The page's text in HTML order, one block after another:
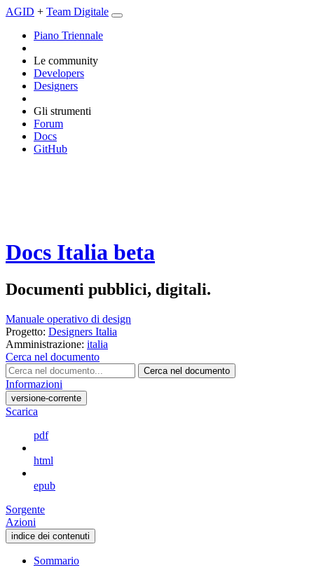
AGID + Team Digitale
Piano Triennale
Le community
Developers
Designers
Gli strumenti
Forum
Docs
GitHub
Docs Italia beta
Documenti pubblici, digitali.
Manuale operativo di design
Progetto: Designers Italia
Amministrazione: italia
Cerca nel documento
Cerca nel documento
Informazioni
versione-corrente
Scarica
pdf
html
epub
Sorgente
Azioni
indice dei contenuti
Sommario